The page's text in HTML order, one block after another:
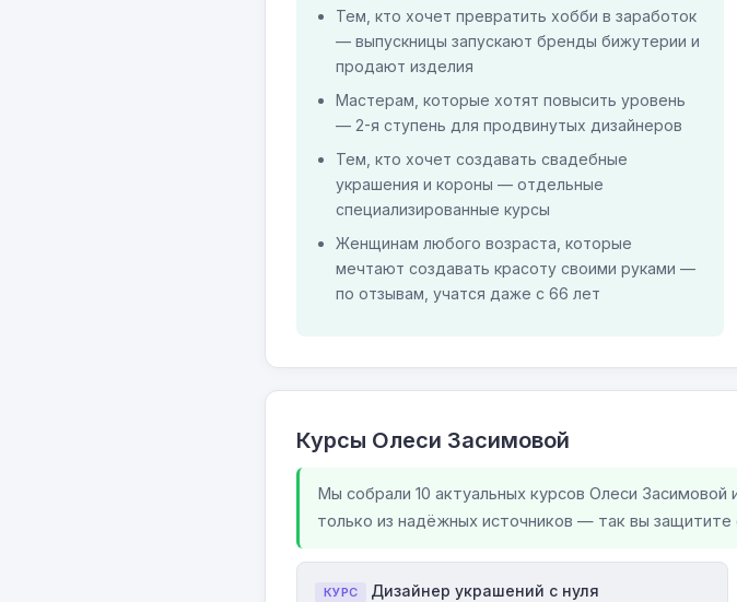
Тем, кто хочет превратить хобби в заработок
— выпускницы запускают бренды бижутерии и
продают изделия
Мастерам, которые хотят повысить уровень
— 2-я ступень для продвинутых дизайнеров
Тем, кто хочет создавать свадебные
украшения и короны — отдельные
специализированные курсы
Женщинам любого возраста, которые
мечтают создавать красоту своими руками —
по отзывам, учатся даже с 66 лет
Курсы Олеси Засимовой
Мы собрали 10 актуальных курсов Олеси
только из надёжных источников — так вы
КУРС Дизайнер украшений с нуля